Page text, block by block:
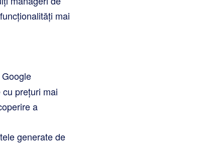
mai
prețuri mai
a
generate de